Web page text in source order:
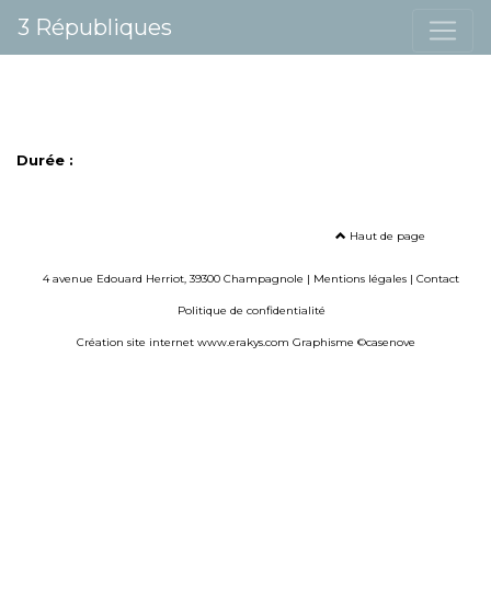
3 Républiques
Durée :
Haut de page
4 avenue Edouard Herriot, 39300 Champagnole | Mentions légales | Contact
Politique de confidentialité
Création site internet www.erakys.com Graphisme ©casenove